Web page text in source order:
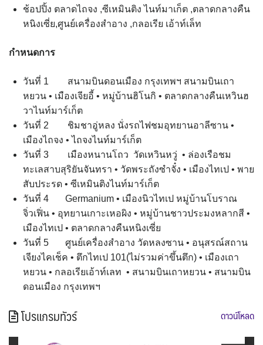
ช้อปปิ้ง ตลาดไถจง ,ซีเหมินติง ไนท์มาเก็ต ,ตลาดกลางคืน
หนิงเซี่ย,ศูนย์เครื่องสำอาง ,กลอเรีย เอ้าท์เล็ท
กำหนดการ
วันที่ 1 สนามบินดอนเมือง กรุงเทพฯ สนามบินเถา
หยวน • เมืองเจียอี้ • หมู่บ้านฮิโนกิ • ตลาดกลางคืนเหวินฮ
วาไนท์มาร์เก็ต
วันที่ 2 ชิมชาอู่หลง นั่งรถไฟชมอุทยานอาลีซาน •
เมืองไถจง • ไถจงไนท์มาร์เก็ต
วันที่ 3 เมืองหนานโถว วัดเหวินหวู่ • ล่องเรือชม
ทะเลสาบสุริยันจันทรา • วัดพระถังซำจั๋ง • เมืองไทเป • พาย
สับประรด • ซีเหมินติงไนท์มาร์เก็ต
วันที่ 4 Germanium • เมืองนิวไทเป หมู่บ้านโบราณ
จิ่วเฟิ่น • อุทยานเกาะเหอผิง • หมู่บ้านชาวประมงหลากสี •
เมืองไทเป • ตลาดกลางคืนหนิงเซี่ย
วันที่ 5 ศูนย์เครื่องสำอาง วัดหลงซาน • อนุสรณ์สถาน
เจียงไคเช็ค • ตึกไทเป 101(ไม่รวมค่าขึ้นตึก) • เมืองเถา
หยวน • กลอเรียเอ้าท์เลท • สนามบินเถาหยวน • สนามบิน
ดอนเมือง กรุงเทพฯ
โปรแกรมทัวร์ ดาวน์โหลด